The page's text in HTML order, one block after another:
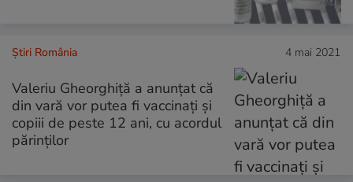
Știri România 4 mai 2021
Valeriu Gheorghiță a anunțat că
din vară vor putea fi vaccinați și
copiii de peste 12 ani, cu acordul
părinților